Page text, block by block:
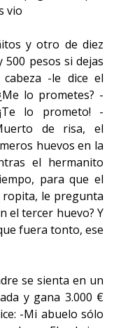
vio
y otro de diez
pesos si dejas
-le dice el
lo prometes? -
lo prometo! -
de risa, el
huevos en la
el hermanito
para que el
ropita, le pregunta
el tercer huevo? Y
fuera tonto, ese
se sienta en un
y gana 3.000 €
-Mi abuelo sólo